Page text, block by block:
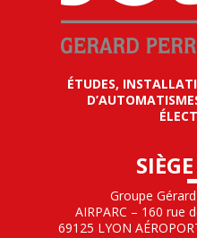
ÉTUDES,
Groupe
AIRPARC – 160 rue
69125 LYON